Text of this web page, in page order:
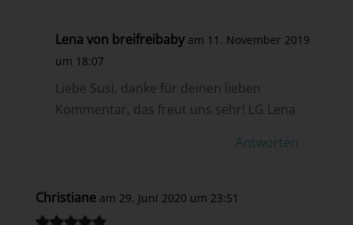
Lena von breifreibaby am 11. November 2019
um 18:07
Liebe Susi, danke für deinen lieben
Kommentar, das freut uns sehr! LG Lena
Antworten
Christiane am 29. Juni 2020 um 23:51